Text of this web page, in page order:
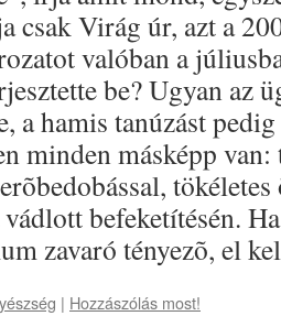
csak Virág úr, azt a
valóban a
be? Ugyan az
a hamis tanúzást
minden másképp van:
tökéletes
befeketítésén.
zavaró tényezõ, el
| Hozzászólás most!